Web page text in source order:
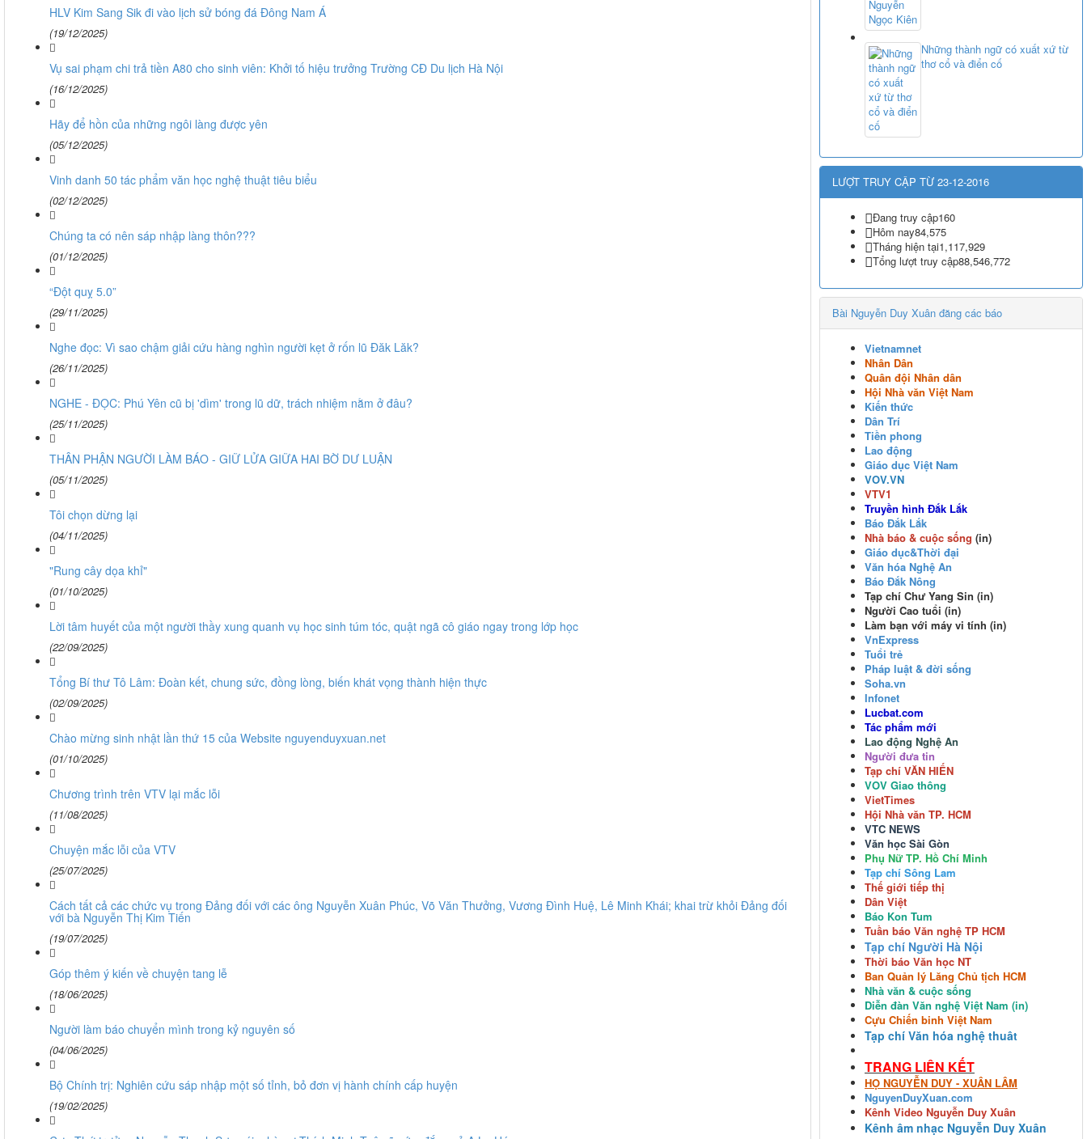
HLV Kim Sang Sik đi vào lịch sử bóng đá Đông Nam Á
(19/12/2025)
Vụ sai phạm chi trả tiền A80 cho sinh viên: Khởi tố hiệu trưởng Trường CĐ Du lịch Hà Nội
(16/12/2025)
Hãy để hồn của những ngôi làng được yên
(05/12/2025)
Vinh danh 50 tác phẩm văn học nghệ thuật tiêu biểu
(02/12/2025)
Chúng ta có nên sáp nhập làng thôn???
(01/12/2025)
“Đột quỵ 5.0”
(29/11/2025)
Nghe đọc: Vì sao chậm giải cứu hàng nghìn người kẹt ở rốn lũ Đăk Lăk?
(26/11/2025)
NGHE - ĐỌC: Phú Yên cũ bị 'dìm' trong lũ dữ, trách nhiệm nằm ở đâu?
(25/11/2025)
THÂN PHẬN NGƯỜI LÀM BÁO - GIỮ LỬA GIỮA HAI BỜ DƯ LUẬN
(05/11/2025)
Tôi chọn dừng lại
(04/11/2025)
"Rung cây dọa khỉ"
(01/10/2025)
Lời tâm huyết của một người thầy xung quanh vụ học sinh túm tóc, quật ngã cô giáo ngay trong lớp học
(22/09/2025)
Tổng Bí thư Tô Lâm: Đoàn kết, chung sức, đồng lòng, biến khát vọng thành hiện thực
(02/09/2025)
Chào mừng sinh nhật lần thứ 15 của Website nguyenduyxuan.net
(01/10/2025)
Chương trình trên VTV lại mắc lỗi
(11/08/2025)
Chuyện mắc lỗi của VTV
(25/07/2025)
Cách tất cả các chức vụ trong Đảng đối với các ông Nguyễn Xuân Phúc, Võ Văn Thưởng, Vương Đình Huệ, Lê Minh Khái; khai trừ khỏi Đảng đối
với bà Nguyễn Thị Kim Tiến
(19/07/2025)
Góp thêm ý kiến về chuyện tang lễ
(18/06/2025)
Người làm báo chuyển mình trong kỷ nguyên số
(04/06/2025)
Bộ Chính trị: Nghiên cứu sáp nhập một số tỉnh, bỏ đơn vị hành chính cấp huyện
(19/02/2025)
Những thành ngữ có xuất xứ từ
thơ cổ và điển cố
LƯỢT TRUY CẬP TỪ 23-12-2016
Đang truy cập160
Hôm nay84,575
Tháng hiện tại1,117,929
Tổng lượt truy cập88,546,772
Bài Nguyễn Duy Xuân đăng các báo
Vietnamnet
Nhân Dân
Quân đội Nhân dân
Hội Nhà văn Việt Nam
Kiến thức
Dân Trí
Tiền phong
Lao động
Giáo dục Việt Nam
VOV.VN
VTV1
Truyền hình Đắk Lắk
Báo Đắk Lắk
Nhà báo & cuộc sống (in)
Giáo dục&Thời đại
Văn hóa Nghệ An
Báo Đắk Nông
Tạp chí Chư Yang Sin (in)
Người Cao tuổi (in)
Làm bạn với máy vi tính (in)
VnExpress
Tuổi trẻ
Pháp luật & đời sống
Soha.vn
Infonet
Lucbat.com
Tác phẩm mới
Lao động Nghệ An
Người đưa tin
Tạp chí VĂN HIẾN
VOV Giao thông
VietTimes
Hội Nhà văn TP. HCM
VTC NEWS
Văn học Sài Gòn
Phụ Nữ TP. Hồ Chí Minh
Tạp chí Sông Lam
Thế giới tiếp thị
Dân Việt
Báo Kon Tum
Tuần báo Văn nghệ TP HCM
Tạp chí Người Hà Nội
Thời báo Văn học NT
Ban Quản lý Lăng Chủ tịch HCM
Nhà văn & cuộc sống
Diễn đàn Văn nghệ Việt Nam (in)
Cựu Chiến binh Việt Nam
Tạp chí Văn hóa nghệ thuât
TRANG LIÊN KẾT
HỌ NGUYỄN DUY - XUÂN LÂM
NguyenDuyXuan.com
Kênh Video Nguyễn Duy Xuân
Kênh âm nhạc Nguyễn Duy Xuân